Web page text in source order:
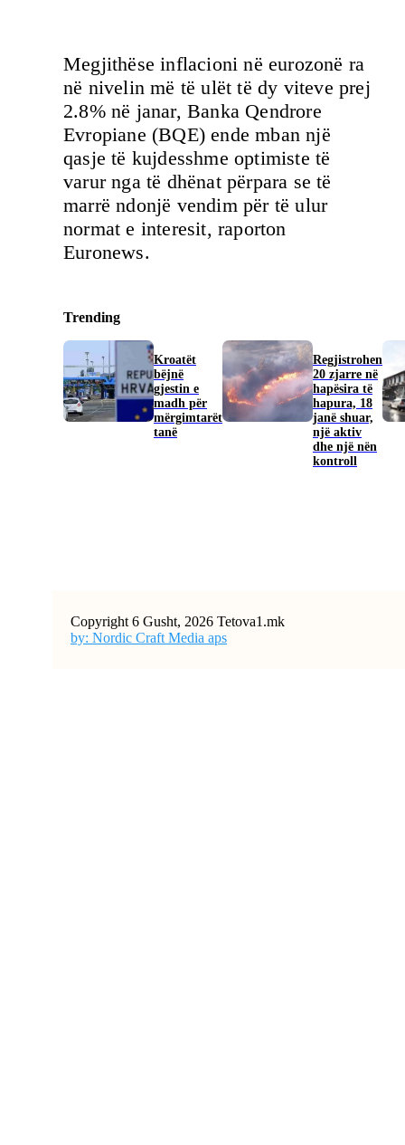
Megjithëse inflacioni në eurozonë ra
në nivelin më të ulët të dy viteve prej
2.8% në janar, Banka Qendrore
Evropiane (BQE) ende mban një
qasje të kujdesshme optimiste të
varur nga të dhënat përpara se të
marrë ndonjë vendim për të ulur
normat e interesit, raporton
Euronews.
Trending
Kroatët
bëjnë
gjestin e
madh për
mërgimtarët
tanë
Regjistrohen
20 zjarre në
hapësira të
hapura, 18
janë shuar,
një aktiv
dhe një nën
kontroll
Copyright 6 Gusht, 2026 Tetova1.mk
by: Nordic Craft Media aps